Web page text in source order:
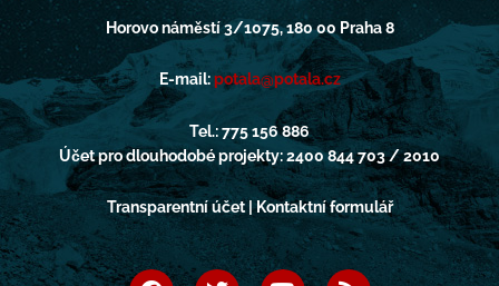
Horovo náměstí 3/1075, 180 00 Praha 8
E-mail:potala@potala.cz
Tel.: 775 156 886
Účet pro dlouhodobé projekty: 2400 844 703 / 2010
Transparentní účet | Kontaktní formulář
F
T
Y
R